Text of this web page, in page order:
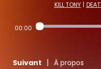
KILL TONY |
00:00
Suivant | À propos